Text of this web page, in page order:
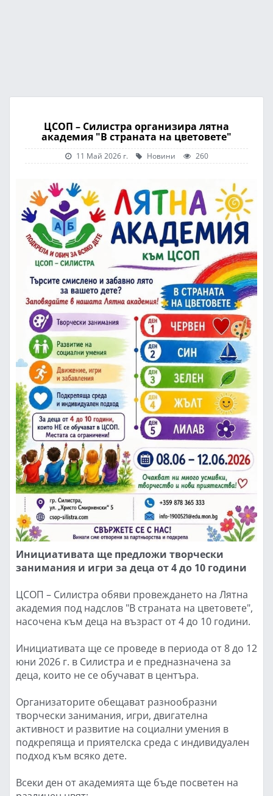
ЦСОП – Силистра организира лятна
академия "В страната на цветовете"
11 Май 2026 г. Новини 260
Инициативата ще предложи творчески
занимания и игри за деца от 4 до 10 години
ЦСОП – Силистра обяви провеждането на Лятна
академия под надслов "В страната на цветовете",
насочена към деца на възраст от 4 до 10 години.
Инициативата ще се проведе в периода от 8 до 12
юни 2026 г. в Силистра и е предназначена за
деца, които не се обучават в центъра.
Организаторите обещават разнообразни
творчески занимания, игри, двигателна
активност и развитие на социални умения в
подкрепяща и приятелска среда с индивидуален
подход към всяко дете.
Всеки ден от академията ще бъде посветен на